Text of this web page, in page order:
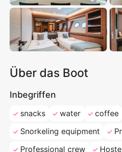
Über das Boot
Inbegriffen
snacks water coffee
Snorkeling equipment
Professional crew